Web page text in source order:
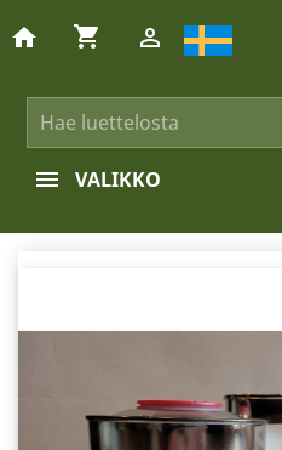
home shopping_cart 
VALIKKO